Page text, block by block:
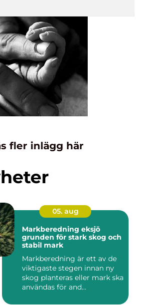
fler inlägg här
05. aug
Markberedning eksjö
grunden för stark skog och
stabil mark
Markberedning är ett av de
viktigaste stegen innan ny
skog planteras eller mark ska
användas för and...